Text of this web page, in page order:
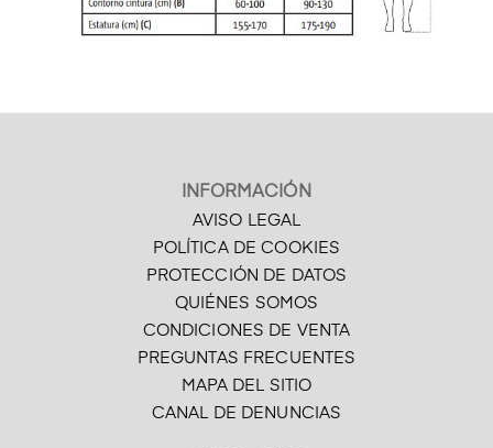
INFORMACIÓN
AVISO LEGAL
POLÍTICA DE COOKIES
PROTECCIÓN DE DATOS
QUIÉNES SOMOS
CONDICIONES DE VENTA
PREGUNTAS FRECUENTES
MAPA DEL SITIO
CANAL DE DENUNCIAS